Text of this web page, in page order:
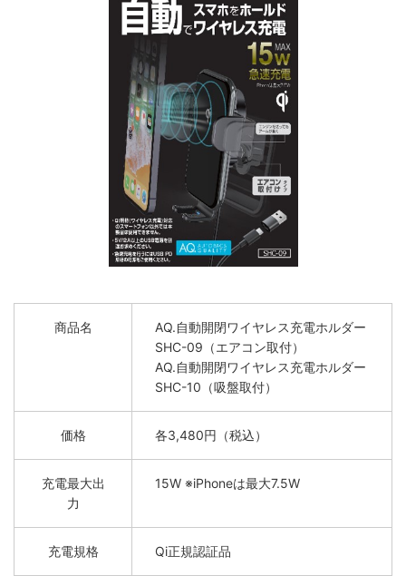
商品名
AQ.自動開閉ワイヤレス充電ホルダー
SHC-09（エアコン取付）
AQ.自動開閉ワイヤレス充電ホルダー
SHC-10（吸盤取付）
価格 各3,480円（税込）
充電最大出
力
15W ※iPhoneは最大7.5W
充電規格 Qi正規認証品